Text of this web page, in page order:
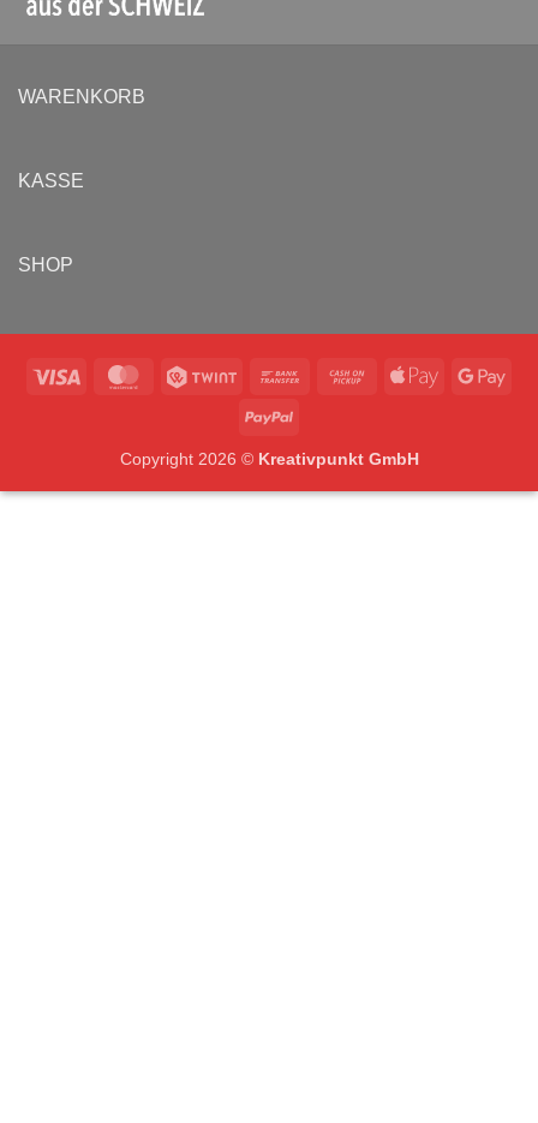
WARENKORB
KASSE
SHOP
Visa MasterCardTwint
Bank
Cash
Apple
PayPal
Copyright 2026 © Kreativpunkt GmbH